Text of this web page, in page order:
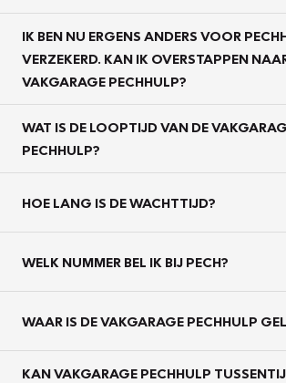
IK BEN NU ERGENS ANDERS VOOR
VERZEKERD. KAN IK OVERSTAPPEN
VAKGARAGE PECHHULP?
WAT IS DE LOOPTIJD VAN DE
PECHHULP?
HOE LANG IS DE WACHTTIJD?
WELK NUMMER BEL IK BIJ PECH?
WAAR IS DE VAKGARAGE PECHHULP
KAN VAKGARAGE PECHHULP